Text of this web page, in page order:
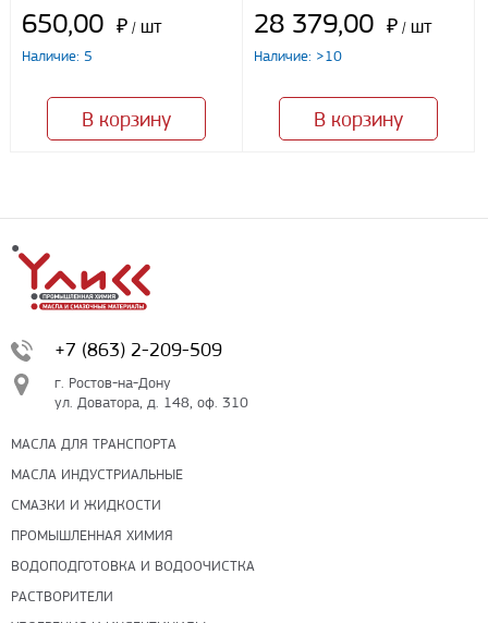
650,00 ₽ / шт
Наличие: 5
В корзину
28 379,00 ₽ / шт
Наличие: >10
В корзину
+7 (863) 2-209-509
г. Ростов-на-Дону
ул. Доватора, д. 148, оф. 310
МАСЛА ДЛЯ ТРАНСПОРТА
МАСЛА ИНДУСТРИАЛЬНЫЕ
СМАЗКИ И ЖИДКОСТИ
ПРОМЫШЛЕННАЯ ХИМИЯ
ВОДОПОДГОТОВКА И ВОДООЧИСТКА
РАСТВОРИТЕЛИ